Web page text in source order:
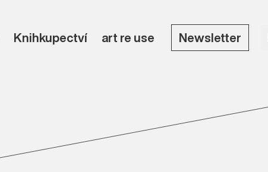
Knihkupectví art re use Newsletter